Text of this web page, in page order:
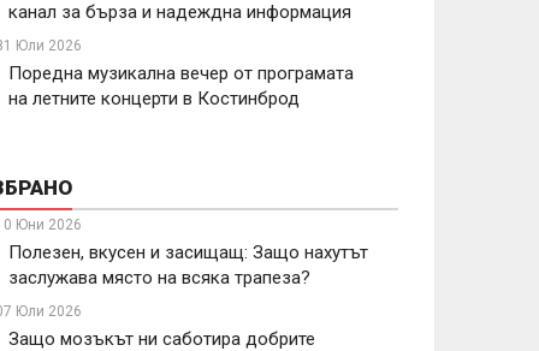
канал за бърза и надеждна информация
Юли 2026
Поредна музикална вечер от програмата
на летните концерти в Костинброд
Юни 2026
Полезен, вкусен и засищащ: Защо нахутът
заслужава място на всяка трапеза?
Юли 2026
Защо мозъкът ни саботира добрите